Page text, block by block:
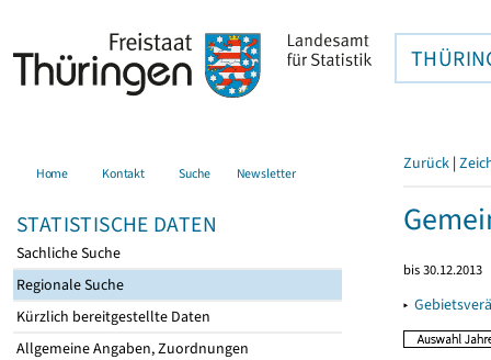
Home Kontakt Suche Newsletter
STATISTISCHE DATEN
Sachliche Suche
Regionale Suche
Kürzlich bereitgestellte Daten
Allgemeine Angaben, Zuordnungen
Zurück |
bis 30.12.2013
▸